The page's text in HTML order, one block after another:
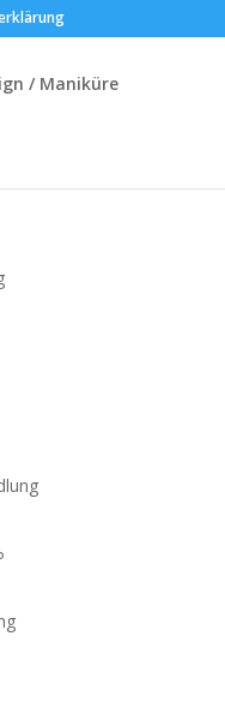
/ Maniküre